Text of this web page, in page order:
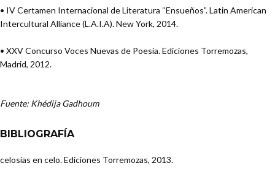
• IV Certamen Internacional de Literatura “Ensueños”. Latin American
Intercultural Alliance (L.A.I.A). New York, 2014.
• XXV Concurso Voces Nuevas de Poesía. Ediciones Torremozas,
Madrid, 2012.
Fuente: Khédija Gadhoum
BIBLIOGRAFÍA
celosías en celo. Ediciones Torremozas, 2013.